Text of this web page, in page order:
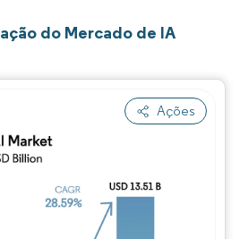
do Mercado de IA
Ações